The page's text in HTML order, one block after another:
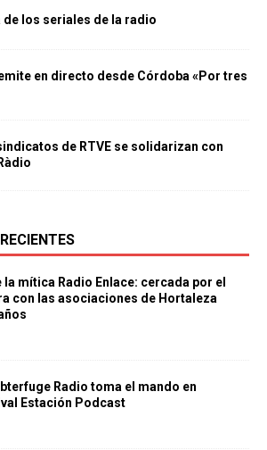
de los seriales de la radio
en directo desde Córdoba «Por tres
de RTVE se solidarizan con
la mítica Radio Enlace: cercada por el
con las asociaciones de Hortaleza
Radio toma el mando en
Estación Podcast